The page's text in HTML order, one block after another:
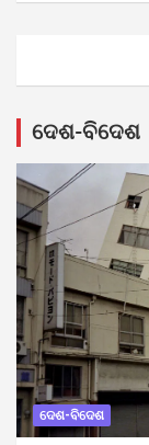
ଦେଶ-ବିଦେଶ
ଦେଶ-ବିଦେଶ